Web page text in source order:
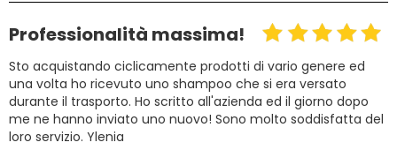
Professionalità massima!
Sto acquistando ciclicamente prodotti di vario genere ed
una volta ho ricevuto uno shampoo che si era versato
durante il trasporto. Ho scritto all'azienda ed il giorno dopo
me ne hanno inviato uno nuovo! Sono molto soddisfatta del
loro servizio. Ylenia